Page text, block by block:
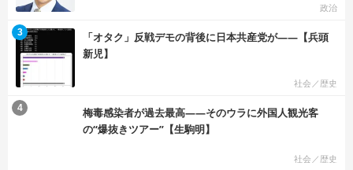
政治
「オタク」反戦デモの背後に日本共産党が――【兵頭
新児】
社会／歴史
3
梅毒感染者が過去最高――そのウラに外国人観光客
の“爆抜きツアー”【生駒明】
社会／歴史
4